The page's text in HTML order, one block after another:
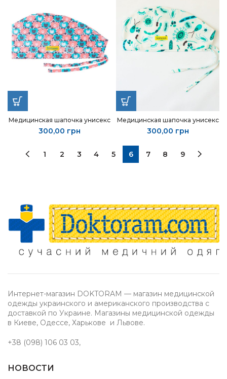
Медицинская шапочка унисекс
300,00 грн
Медицинская шапочка унисекс
300,00 грн
1 2 3 4 5 6 7 8 9
Интернет-магазин DOKTORAM — магазин медицинской
одежды украинского и американского производства с
доставкой по Украине. Магазины медицинской одежды
в Киеве, Одессе, Харькове и Львове.
+38 (098) 106 03 03,
НОВОСТИ